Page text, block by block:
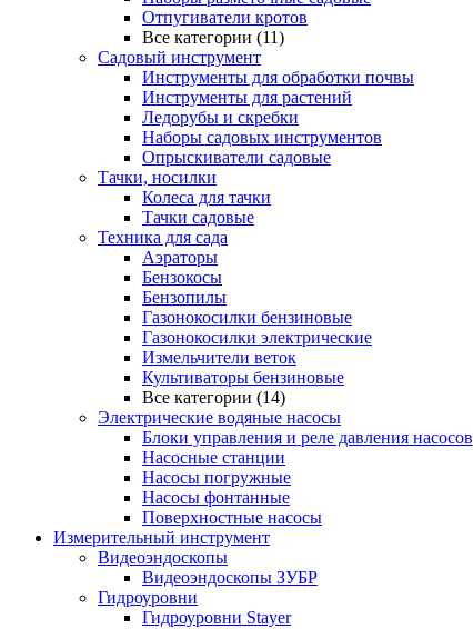
Отпугиватели кротов
Все категории (11)
Садовый инструмент
Инструменты для обработки почвы
Инструменты для растений
Ледорубы и скребки
Наборы садовых инструментов
Опрыскиватели садовые
Тачки, носилки
Колеса для тачки
Тачки садовые
Техника для сада
Аэраторы
Бензокосы
Бензопилы
Газонокосилки бензиновые
Газонокосилки электрические
Измельчители веток
Культиваторы бензиновые
Все категории (14)
Электрические водяные насосы
Блоки управления и реле давления насосов
Насосные станции
Насосы погружные
Насосы фонтанные
Поверхностные насосы
Измерительный инструмент
Видеоэндоскопы
Видеоэндоскопы ЗУБР
Гидроуровни
Гидроуровни Stayer